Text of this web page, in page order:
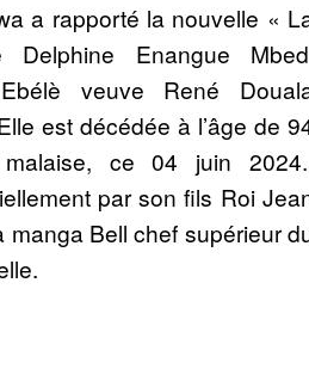
a rapporté la nouvelle «
Delphine Enangue
veuve René
est décédée à l’âge de
ce 04 juin 2024.
par son fils Roi
Bell chef supérieur